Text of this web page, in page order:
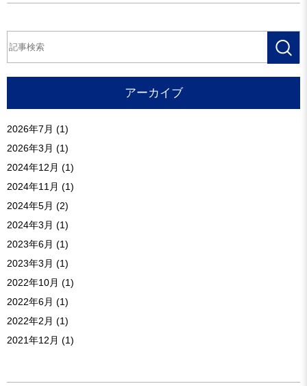
検
索
アーカイブ
2026年7月 (1)
2026年3月 (1)
2024年12月 (1)
2024年11月 (1)
2024年5月 (2)
2024年3月 (1)
2023年6月 (1)
2023年3月 (1)
2022年10月 (1)
2022年6月 (1)
2022年2月 (1)
2021年12月 (1)